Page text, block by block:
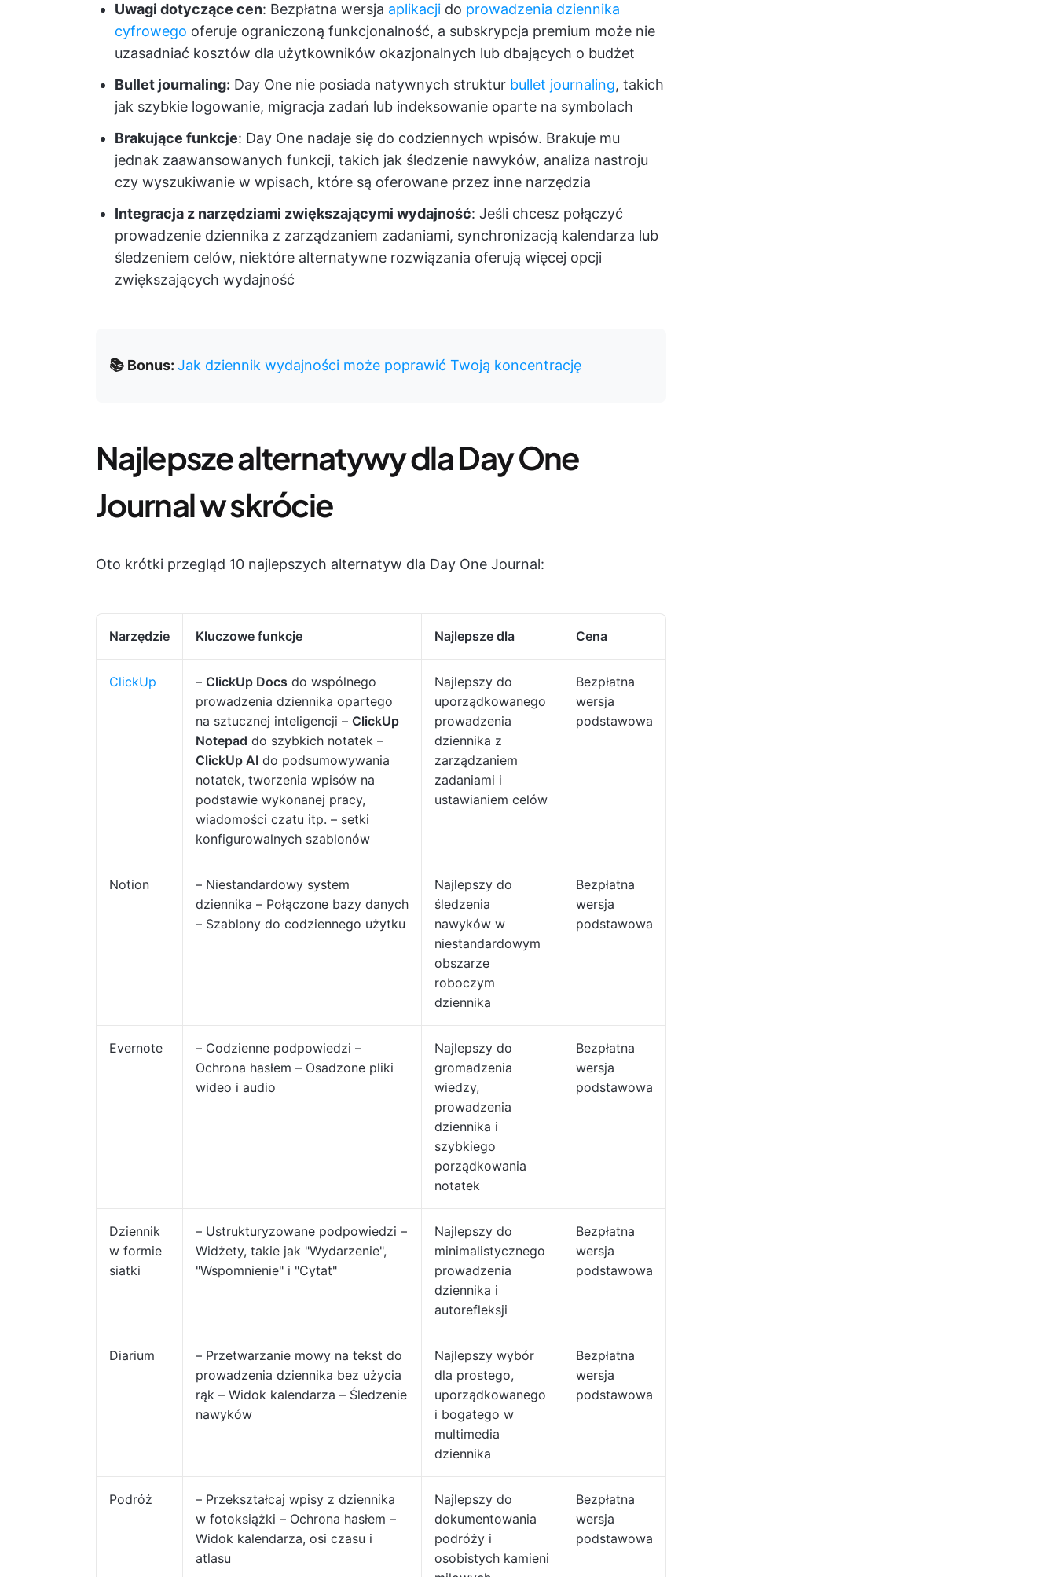
Uwagi dotyczące cen: Bezpłatna wersja aplikacji do prowadzenia dziennika
cyfrowego oferuje ograniczoną funkcjonalność, a subskrypcja premium może nie
uzasadniać kosztów dla użytkowników okazjonalnych lub dbających o budżet
Bullet journaling: Day One nie posiada natywnych struktur bullet journaling, takich
jak szybkie logowanie, migracja zadań lub indeksowanie oparte na symbolach
Brakujące funkcje: Day One nadaje się do codziennych wpisów. Brakuje mu
jednak zaawansowanych funkcji, takich jak śledzenie nawyków, analiza nastroju
czy wyszukiwanie w wpisach, które są oferowane przez inne narzędzia
Integracja z narzędziami zwiększającymi wydajność: Jeśli chcesz połączyć
prowadzenie dziennika z zarządzaniem zadaniami, synchronizacją kalendarza lub
śledzeniem celów, niektóre alternatywne rozwiązania oferują więcej opcji
zwiększających wydajność
📚 Bonus: Jak dziennik wydajności może poprawić Twoją koncentrację
Najlepsze alternatywy dla Day One
Journal w skrócie
Oto krótki przegląd 10 najlepszych alternatyw dla Day One Journal:
Narzędzie Kluczowe funkcje Najlepsze dla Cena
ClickUp – ClickUp Docs do wspólnego
prowadzenia dziennika opartego
na sztucznej inteligencji – ClickUp
Notepad do szybkich notatek –
ClickUp AI do podsumowywania
notatek, tworzenia wpisów na
podstawie wykonanej pracy,
wiadomości czatu itp. – setki
konfigurowalnych szablonów
Najlepszy do
uporządkowanego
prowadzenia
dziennika z
zarządzaniem
zadaniami i
ustawianiem celów
Bezpłatna
wersja
podstawowa
Notion
– Niestandardowy system
dziennika – Połączone bazy danych
– Szablony do codziennego użytku
Najlepszy do
śledzenia
nawyków w
niestandardowym
obszarze
roboczym
dziennika
Bezpłatna
wersja
podstawowa
Evernote
– Codzienne podpowiedzi –
Ochrona hasłem – Osadzone pliki
wideo i audio
Najlepszy do
gromadzenia
wiedzy,
prowadzenia
dziennika i
szybkiego
porządkowania
notatek
Bezpłatna
wersja
podstawowa
Dziennik
w formie
siatki
– Ustrukturyzowane podpowiedzi –
Widżety, takie jak "Wydarzenie",
"Wspomnienie" i "Cytat"
Najlepszy do
minimalistycznego
prowadzenia
dziennika i
autorefleksji
Bezpłatna
wersja
podstawowa
Diarium
– Przetwarzanie mowy na tekst do
prowadzenia dziennika bez użycia
rąk – Widok kalendarza – Śledzenie
nawyków
Najlepszy wybór
dla prostego,
uporządkowanego
i bogatego w
multimedia
dziennika
Bezpłatna
wersja
podstawowa
Podróż
– Przekształcaj wpisy z dziennika
w fotoksiążki – Ochrona hasłem –
Widok kalendarza, osi czasu i
atlasu
Najlepszy do
dokumentowania
podróży i
osobistych kamieni
Bezpłatna
wersja
podstawowa